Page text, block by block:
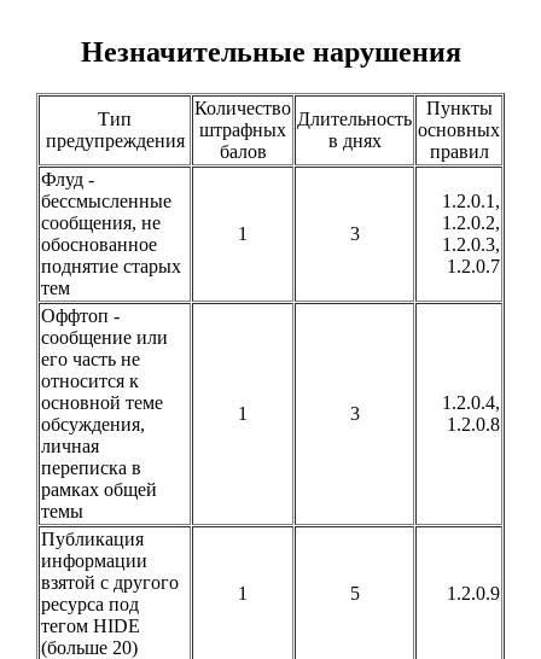
Незначительные нарушения
Тип
предупреждения
Количество
штрафных
балов
Длительность
в днях
Пункты
основных
правил
Флуд -
бессмысленные
сообщения, не
обоснованное
поднятие старых
тем
1 3
1.2.0.1,
1.2.0.2,
1.2.0.3,
1.2.0.7
Оффтоп -
сообщение или
его часть не
относится к
основной теме
обсуждения,
личная
переписка в
рамках общей
темы
1 3
1.2.0.4,
1.2.0.8
Публикация
информации
взятой с другого
ресурса под
тегом HIDE
(больше 20)
1 5 1.2.0.9